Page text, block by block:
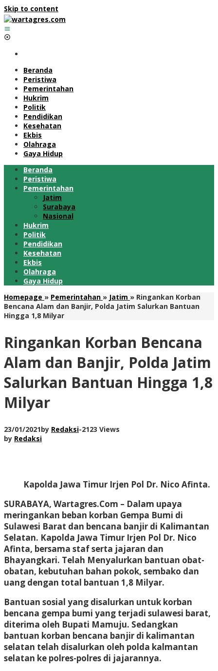
Skip to content
Beranda
Peristiwa
Pemerintahan
Hukrim
Politik
Pendidikan
Kesehatan
Ekbis
Olahraga
Gaya Hidup
Beranda
Peristiwa
Pemerintahan
Jatim
Surabaya
Nasional
Hukrim
Politik
Pendidikan
Kesehatan
Ekbis
Olahraga
Gaya Hidup
Homepage » Pemerintahan » Jatim » Ringankan Korban
Bencana Alam dan Banjir, Polda Jatim Salurkan Bantuan
Hingga 1,8 Milyar
Ringankan Korban Bencana
Alam dan Banjir, Polda Jatim
Salurkan Bantuan Hingga 1,8
Milyar
23/01/2021by Redaksi-2123 Views
by Redaksi
Kapolda Jawa Timur Irjen Pol Dr. Nico Afinta.
SURABAYA, Wartagres.Com – Dalam upaya
meringankan beban korban Gempa Bumi di
Sulawesi Barat dan bencana banjir di Kalimantan
Selatan. Kapolda Jawa Timur Irjen Pol Dr. Nico
Afinta, bersama staf serta jajaran dan
Bhayangkari. Telah Menyalurkan bantuan obat-
obatan, kebutuhan bahan pokok, sembako dan
uang dengan total bantuan 1,8 Milyar.
Bantuan sosial yang disalurkan untuk korban
bencana gempa bumi yang terjadi sulawesi barat,
diterima oleh Bupati Mamuju. Sedangkan
bantuan korban bencana banjir di kalimantan
selatan telah disalurkan oleh polda kalmantan
selatan ke polres-polres di jajarannya.